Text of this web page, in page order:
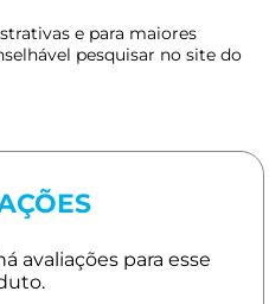
e para maiores
pesquisar no site do